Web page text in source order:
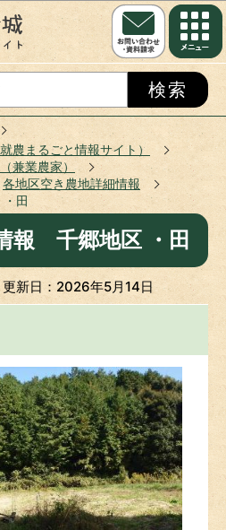
ジの本文へ移動
農まるごと情報サイト）
兼業農家）
各地区空き農地詳細情報
田
報 千郷地区 ・田
更新日：2026年5月14日